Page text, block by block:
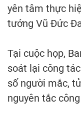
yên tâm thực
tướng Vũ Đức
Tại cuộc họp,
soát lại công
số người mắc,
nguyên tắc